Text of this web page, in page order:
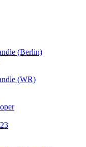
(Berlin)
(WR)